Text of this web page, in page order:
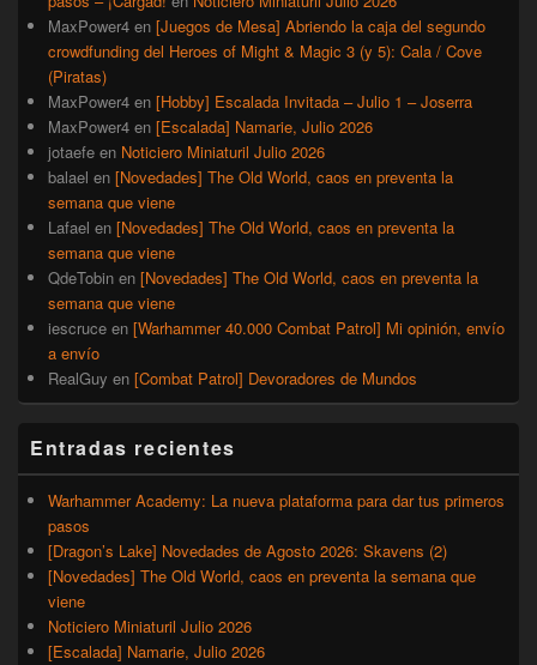
MaxPower4 en [Juegos de Mesa] Abriendo la caja del segundo
crowdfunding del Heroes of Might & Magic 3 (y 5): Cala / Cove
(Piratas)
MaxPower4 en [Hobby] Escalada Invitada – Julio 1 – Joserra
MaxPower4 en [Escalada] Namarie, Julio 2026
jotaefe en Noticiero Miniaturil Julio 2026
balael en [Novedades] The Old World, caos en preventa la
semana que viene
Lafael en [Novedades] The Old World, caos en preventa la
semana que viene
QdeTobin en [Novedades] The Old World, caos en preventa la
semana que viene
iescruce en [Warhammer 40.000 Combat Patrol] Mi opinión, envío
a envío
RealGuy en [Combat Patrol] Devoradores de Mundos
Entradas recientes
Warhammer Academy: La nueva plataforma para dar tus primeros
pasos
[Dragon’s Lake] Novedades de Agosto 2026: Skavens (2)
[Novedades] The Old World, caos en preventa la semana que
viene
Noticiero Miniaturil Julio 2026
[Escalada] Namarie, Julio 2026